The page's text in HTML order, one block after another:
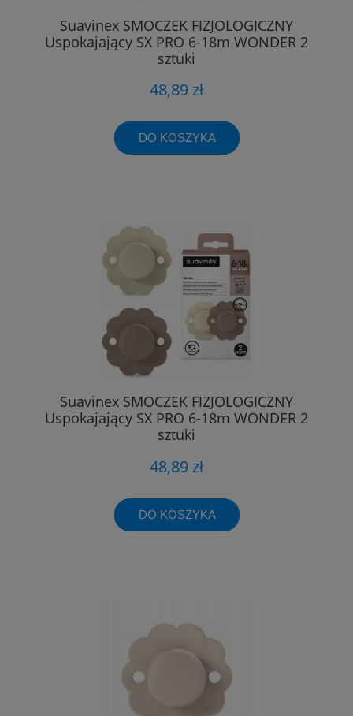
Suavinex SMOCZEK FIZJOLOGICZNY
Uspokajający SX PRO 6-18m WONDER 2
sztuki
48,89 zł
DO KOSZYKA
Suavinex SMOCZEK FIZJOLOGICZNY
Uspokajający SX PRO 6-18m WONDER 2
sztuki
48,89 zł
DO KOSZYKA